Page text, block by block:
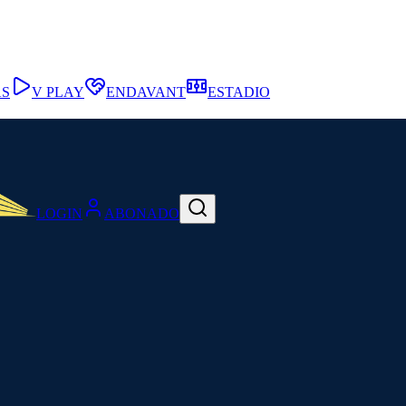
LOGIN ABONADO
V PLAY ENDAVANT ESTADIO